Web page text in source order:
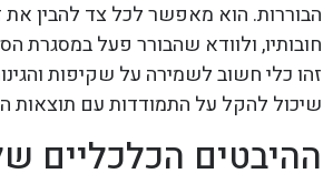
הבוררות. הוא מאפשר לכל צד להבין את
חובותיו, ולוודא שהבורר פעל במסגרת
זהו כלי חשוב לשמירה על שקיפות
שיכול להקל על התמודדות עם תוצאות
ההיבטים הכלכליים